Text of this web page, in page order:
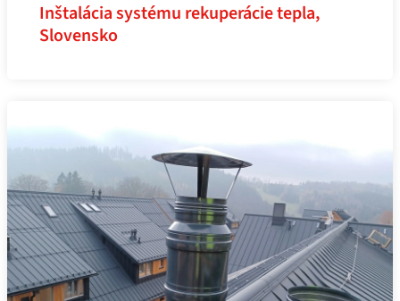
Inštalácia systému rekuperácie tepla,
Slovensko